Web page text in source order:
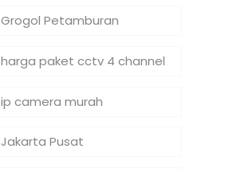
Grogol Petamburan
harga paket cctv 4 channel
ip camera murah
Jakarta Pusat